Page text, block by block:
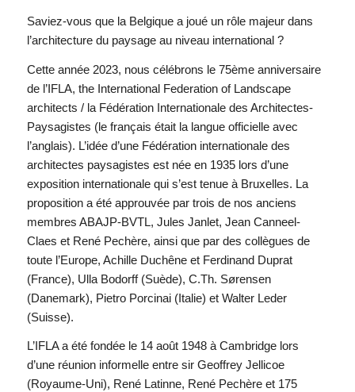
Saviez-vous que la Belgique a joué un rôle majeur dans
l’architecture du paysage au niveau international ?
Cette année 2023, nous célébrons le 75ème anniversaire
de l’IFLA, the International Federation of Landscape
architects / la Fédération Internationale des Architectes-
Paysagistes (le français était la langue officielle avec
l’anglais). L’idée d’une Fédération internationale des
architectes paysagistes est née en 1935 lors d’une
exposition internationale qui s’est tenue à Bruxelles. La
proposition a été approuvée par trois de nos anciens
membres ABAJP-BVTL, Jules Janlet, Jean Canneel-
Claes et René Pechère, ainsi que par des collègues de
toute l’Europe, Achille Duchêne et Ferdinand Duprat
(France), Ulla Bodorff (Suède), C.Th. Sørensen
(Danemark), Pietro Porcinai (Italie) et Walter Leder
(Suisse).
L’IFLA a été fondée le 14 août 1948 à Cambridge lors
d’une réunion informelle entre sir Geoffrey Jellicoe
(Royaume-Uni), René Latinne, René Pechère et 175